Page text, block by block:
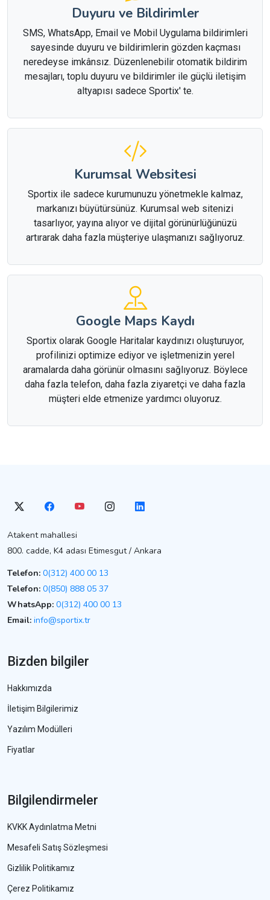
Duyuru ve Bildirimler
SMS, WhatsApp, Email ve Mobil Uygulama bildirimleri
sayesinde duyuru ve bildirimlerin gözden kaçması
neredeyse imkânsız. Düzenlenebilir otomatik bildirim
mesajları, toplu duyuru ve bildirimler ile güçlü iletişim
altyapısı sadece Sportix' te.
Kurumsal Websitesi
Sportix ile sadece kurumunuzu yönetmekle kalmaz,
markanızı büyütürsünüz. Kurumsal web sitenizi
tasarlıyor, yayına alıyor ve dijital görünürlüğünüzü
artırarak daha fazla müşteriye ulaşmanızı sağlıyoruz.
Google Maps Kaydı
Sportix olarak Google Haritalar kaydınızı oluşturuyor,
profilinizi optimize ediyor ve işletmenizin yerel
aramalarda daha görünür olmasını sağlıyoruz. Böylece
daha fazla telefon, daha fazla ziyaretçi ve daha fazla
müşteri elde etmenize yardımcı oluyoruz.
Atakent mahallesi
800. cadde, K4 adası Etimesgut / Ankara
Telefon: 0(312) 400 00 13
Telefon: 0(850) 888 05 37
WhatsApp: 0(312) 400 00 13
Email: info@sportix.tr
Bizden bilgiler
Hakkımızda
İletişim Bilgilerimiz
Yazılım Modülleri
Fiyatlar
Bilgilendirmeler
KVKK Aydınlatma Metni
Mesafeli Satış Sözleşmesi
Gizlilik Politikamız
Çerez Politikamız